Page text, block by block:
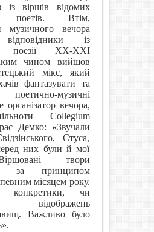
із віршів відомих
поетів. Втім,
музичного вечора
відповідники із
поезії ХХ-ХХІ
чином вийшов
мікс, який
фантазувати та
поетично-музичні
організатор вечора,
Collegium
Демко: «Звучали
Стуса,
них були й мої
твори
за принципом
певним місяцем року.
конкретики, чи
відображень
Важливо було
».